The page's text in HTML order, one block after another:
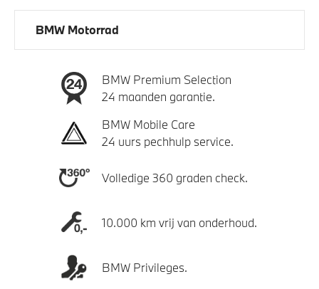
BMW Motorrad
BMW Premium Selection
24 maanden garantie.
BMW Mobile Care
24 uurs pechhulp service.
Volledige 360 graden check.
10.000 km vrij van onderhoud.
BMW Privileges.